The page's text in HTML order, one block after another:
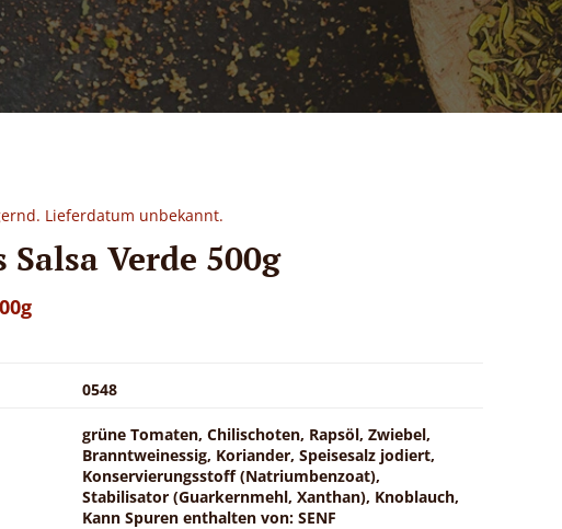
Lieferdatum unbekannt.
Salsa Verde 500g
0548
grüne Tomaten, Chilischoten, Rapsöl, Zwiebel,
Branntweinessig, Koriander, Speisesalz jodiert,
Konservierungsstoff (Natriumbenzoat),
Stabilisator (Guarkernmehl, Xanthan), Knoblauch,
Kann Spuren enthalten von: SENF